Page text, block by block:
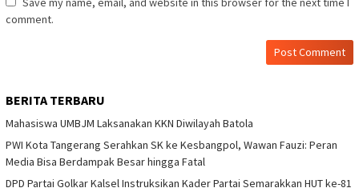
comment.
BERITA TERBARU
Mahasiswa UMBJM Laksanakan KKN Diwilayah Batola
PWI Kota Tangerang Serahkan SK ke Kesbangpol, Wawan Fauzi: Peran
Media Bisa Berdampak Besar hingga Fatal
DPD Partai Golkar Kalsel Instruksikan Kader Partai Semarakkan HUT ke-81